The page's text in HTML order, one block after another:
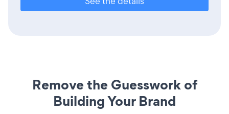
Remove the Guesswork of
Building Your Brand